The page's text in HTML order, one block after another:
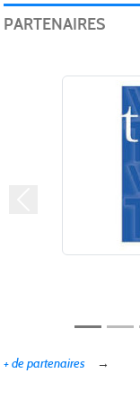
PARTENAIRES
+ de partenaires